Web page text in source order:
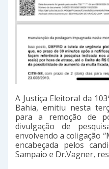
A Justiça Eleitoral da
Bahia, emitiu nesta
para a remoção de
divulgação de
envolvendo a coligação
encabeçada pelos
Sampaio e Dr.Vagner,